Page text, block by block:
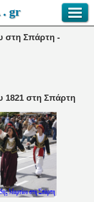
gr
στη Σπάρτη -
1821 στη Σπάρτη